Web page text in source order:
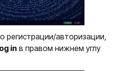
регистрации/авторизации,
in в правом нижнем углу